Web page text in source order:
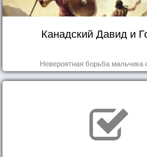
Канадский Давид и
Невероятная борьба мальчика